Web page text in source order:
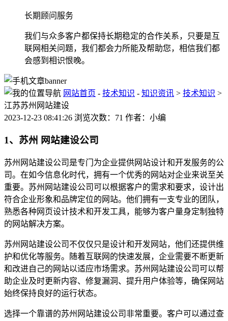
长期顾问服务
我们与众多客户都保持长期稳定的合作关系，只要是互
联网相关问题，我们都会力所能及帮助您，相信我们都
会感到相识恨晚。
网站首页 - 技术知识 - 知识资讯 > 技术知识 >
江苏苏州网站建设
2023-12-23 08:41:26 浏览次数：71 作者：小编
1、苏州 网站建设公司
苏州网站建设公司是专门为企业提供网站设计和开发服务的公
司。在如今信息化时代，拥有一个优秀的网站对企业来说至关
重要。苏州网站建设公司可以根据客户的需求和要求，设计出
符合企业形象和品牌定位的网站。他们拥有一支专业的团队，
熟悉各种网页设计技术和开发工具，能够为客户量身定制独特
的网站解决方案。
苏州网站建设公司不仅仅只是设计和开发网站，他们还提供维
护和优化等服务。随着互联网的快速发展，企业需要不断更新
和改进自己的网站以适应市场需求。苏州网站建设公司可以帮
助企业及时更新内容、修复漏洞、提升用户体验等，确保网站
始终保持良好的运行状态。
选择一个靠谱的苏州网站建设公司非常重要。客户可以通过查